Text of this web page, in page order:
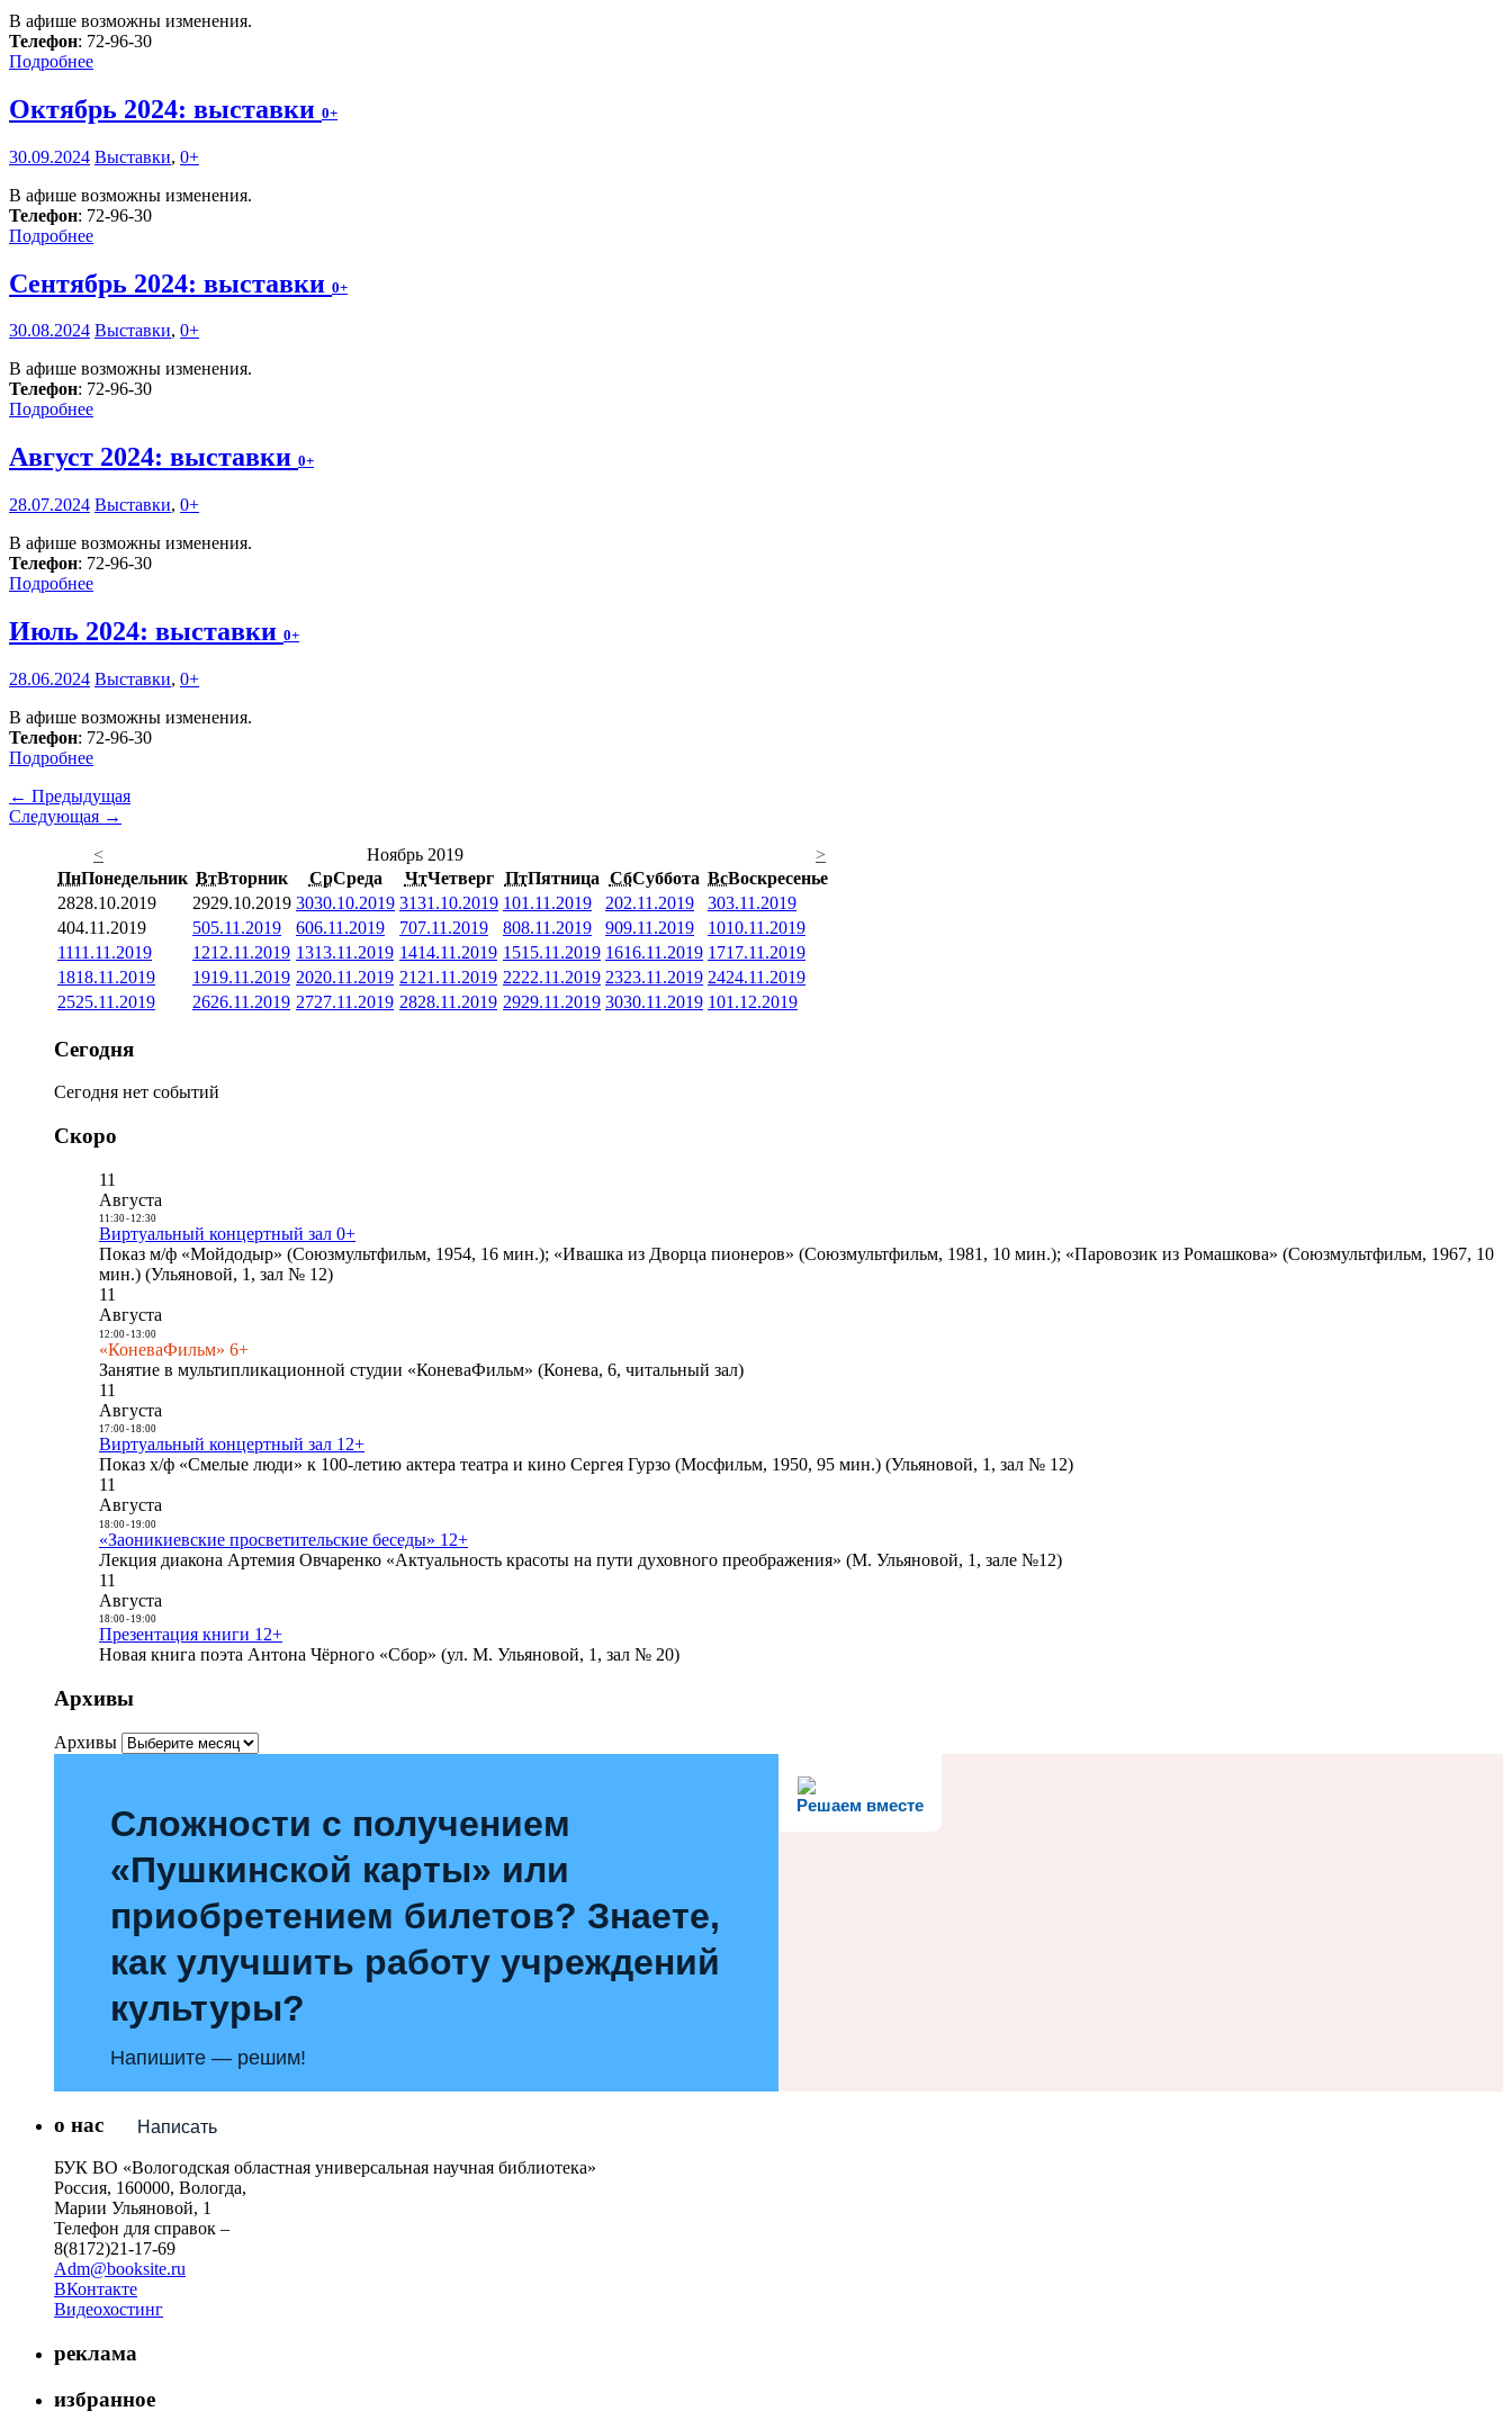
В афише возможны изменения.
Телефон: 72-96-30
Подробнее
Октябрь 2024: выставки 0+
30.09.2024 Выставки, 0+
В афише возможны изменения.
Телефон: 72-96-30
Подробнее
Сентябрь 2024: выставки 0+
30.08.2024 Выставки, 0+
В афише возможны изменения.
Телефон: 72-96-30
Подробнее
Август 2024: выставки 0+
28.07.2024 Выставки, 0+
В афише возможны изменения.
Телефон: 72-96-30
Подробнее
Июль 2024: выставки 0+
28.06.2024 Выставки, 0+
В афише возможны изменения.
Телефон: 72-96-30
Подробнее
← Предыдущая
Следующая →
<
Ноябрь 2019
>
ПнПонедельник ВтВторник СрСреда ЧтЧетверг ПтПятница СбСуббота ВсВоскресенье
2828.10.2019 2929.10.2019 3030.10.2019 3131.10.2019 101.11.2019 202.11.2019 303.11.2019
404.11.2019 505.11.2019 606.11.2019 707.11.2019 808.11.2019 909.11.2019 1010.11.2019
1111.11.2019 1212.11.2019 1313.11.2019 1414.11.2019 1515.11.2019 1616.11.2019 1717.11.2019
1818.11.2019 1919.11.2019 2020.11.2019 21 21.11.2019 2222.11.2019 2323.11.2019 2424.11.2019
2525.11.2019 2626.11.2019 2727.11.2019 2828.11.2019 2929.11.2019 3030.11.2019 101.12.2019
Сегодня
Сегодня нет событий
Скоро
11
Августа
11:30- 12:30
Виртуальный концертный зал 0+
Показ м/ф «Мойдодыр» (Союзмультфильм, 1954, 16 мин.); «Ивашка из Дворца пионеров» (Союзмультфильм, 1981, 10 мин.); «Паровозик из Ромашкова» (Союзмультфильм, 1967, 10
мин.) (Ульяновой, 1, зал № 12)
11
Августа
12:00- 13:00
«КоневаФильм» 6+
Занятие в мультипликационной студии «КоневаФильм» (Конева, 6, читальный зал)
11
Августа
17:00- 18:00
Виртуальный концертный зал 12+
Показ х/ф «Смелые люди» к 100-летию актера театра и кино Сергея Гурзо (Мосфильм, 1950, 95 мин.) (Ульяновой, 1, зал № 12)
11
Августа
18:00- 19:00
«Заоникиевские просветительские беседы» 12+
Лекция диакона Артемия Овчаренко «Актуальность красоты на пути духовного преображения» (М. Ульяновой, 1, зале №12)
11
Августа
18:00- 19:00
Презентация книги 12+
Новая книга поэта Антона Чёрного «Сбор» (ул. М. Ульяновой, 1, зал № 20)
Архивы
Архивы
Решаем вместе
Сложности с получением
«Пушкинской карты» или
приобретением билетов? Знаете,
как улучшить работу учреждений
культуры?
Напишите — решим!
Написать
о нас
БУК ВО «Вологодская областная универсальная научная библиотека»
Россия, 160000, Вологда,
Марии Ульяновой, 1
Телефон для справок –
8(8172)21-17-69
Adm@booksite.ru
ВКонтакте
Видеохостинг
реклама
избранное